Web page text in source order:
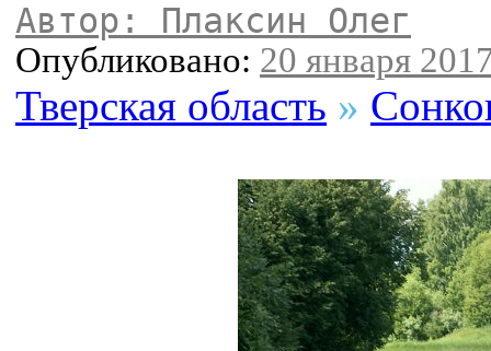
Автор: Плаксин Олег
Опубликовано: 20 января
Тверская область »